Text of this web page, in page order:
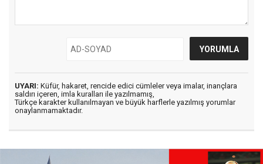
UYARI: Küfür, hakaret, rencide edici cümleler veya imalar, inançlara
saldırı içeren, imla kuralları ile yazılmamış,
Türkçe karakter kullanılmayan ve büyük harflerle yazılmış yorumlar
onaylanmamaktadır.